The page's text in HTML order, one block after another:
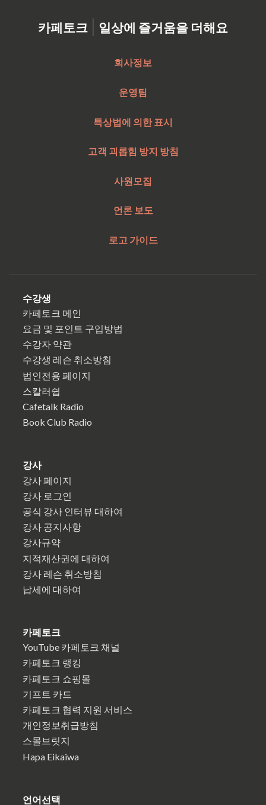
카페토크 | 일상에 즐거움을 더해요
회사정보
운영팀
특상법에 의한 표시
고객 괴롭힘 방지 방침
사원모집
언론 보도
로고 가이드
수강생
카페토크 메인
요금 및 포인트 구입방법
수강자 약관
수강생 레슨 취소방침
법인전용 페이지
스칼러쉽
Cafetalk Radio
Book Club Radio
강사
강사 페이지
강사 로그인
공식 강사 인터뷰 대하여
강사 공지사항
강사규약
지적재산권에 대하여
강사 레슨 취소방침
납세에 대하여
카페토크
YouTube 카페토크 채널
카페토크 랭킹
카페토크 쇼핑몰
기프트 카드
카페토크 협력 지원 서비스
개인정보취급방침
스몰브릿지
Hapa Eikaiwa
언어선택